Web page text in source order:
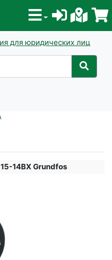
для юридических лиц
14ВX Grundfos